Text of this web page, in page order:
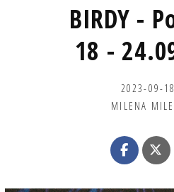
BIRDY -
18 -
2023-09-18
MILENA